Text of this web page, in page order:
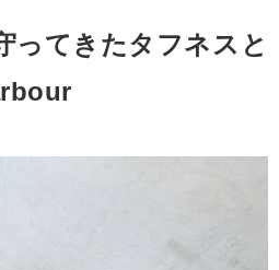
ってきたタフネスと